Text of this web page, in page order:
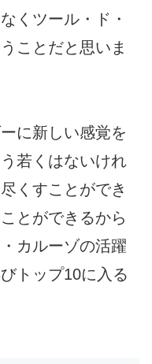
くツール・ド・
ことだと思いま
に新しい感覚を
若くはないけれ
くすことができ
とができるから
カルーゾの活躍
トップ10に入る